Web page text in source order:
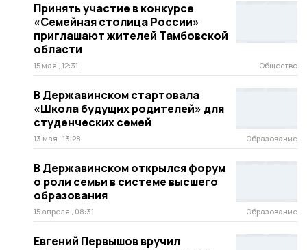
Принять участие в конкурсе
«Семейная столица России»
приглашают жителей Тамбовской
области
15 мая , 12:31 Общество
В Державинском стартовала
«Школа будущих родителей» для
студенческих семей
13 мая , 13:28 Образование
В Державинском открылся форум
о роли семьи в системе высшего
образования
15 апреля , 08:31 Образование
Евгений Первышов вручил